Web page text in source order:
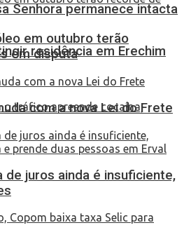
Senhora permanece intacta
residência em Erechim
em outubro terão
em disputa
com a nova Lei do Frete
de juros ainda é insuficiente,